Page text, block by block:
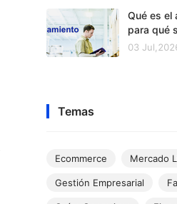
Qué es el
para qué
03
Temas
Ecommerce Mercado
Gestión Empresarial